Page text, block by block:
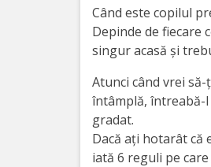
Managementul
instituției
Planuri
activitate
Când este copilul
Depinde de fiecare
singur acasă şi
Atunci când vrei
întâmplă, întreabă-
gradat.
Dacă aţi hotarât că
iată 6 reguli pe